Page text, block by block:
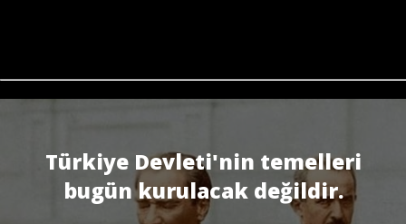
Türkiye Devleti'nin temelleri
bugün kurulacak değildir.